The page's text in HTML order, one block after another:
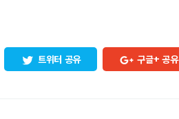
트위터 공유 구글+ 공유